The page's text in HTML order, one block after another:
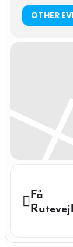
OTHER
Få